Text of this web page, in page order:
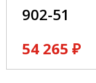
902-51
54 265 ₽